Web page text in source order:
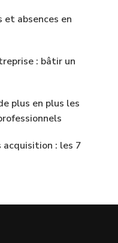
absences en
: bâtir un
plus en plus les
acquisition : les 7